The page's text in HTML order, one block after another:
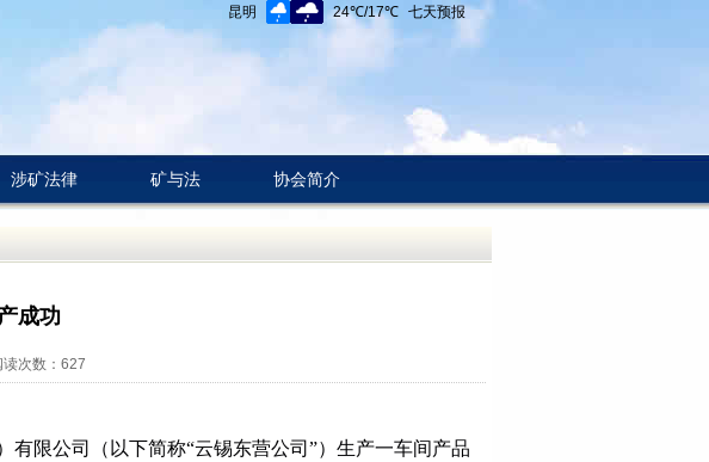
涉矿法律 矿与法
协会简介
成功
次数： 627
限公司（以下简称“云锡东营公司”）生产一车间产品